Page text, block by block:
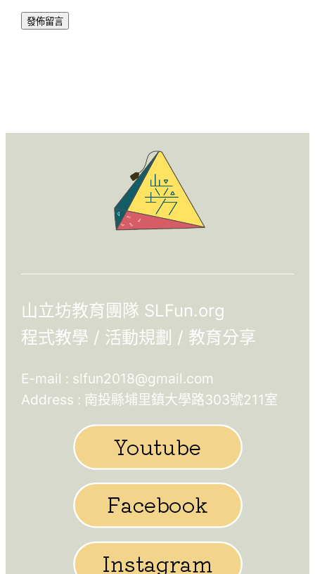
山立坊教育團隊 SLFun.org
程式教學 / 活動規劃 / 教育分享
E-mail : slfun2018@gmail.com
Address : 南投縣埔里鎮大學路303號211室